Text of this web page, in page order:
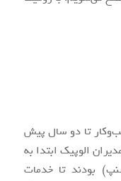
تا دو سال پیش
الوپیک ابتدا به
بودند تا خدمات